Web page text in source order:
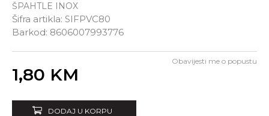
ŠPAHTLE INOX
Šifra artikla: SIFPVC80
Barkod: 8606007993776
1,80 KM
Obavijesti me o popustu
DODAJ U KORPU